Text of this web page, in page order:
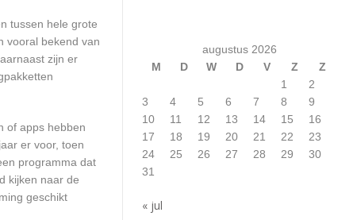
tussen hele grote
vooral bekend van
zijn er
of apps hebben
er voor, toen
programma dat
kijken naar de
geschikt
augustus 2026
M
D W D V Z
Z
1
2
3
4 5 6 7 8
9
10
11 12 13 14 15
16
17
18 19 20 21 22
23
24
25 26 27 28 29
30
31
« jul